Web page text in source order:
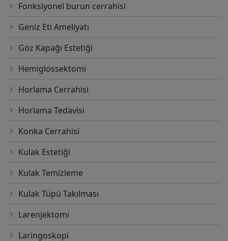
Fonksiyonel burun cerrahisi
Geniz Eti Ameliyatı
Göz Kapağı Estetiği
Hemiglossektomi
Horlama Cerrahisi
Horlama Tedavisi
Konka Cerrahisi
Kulak Estetiği
Kulak Temizleme
Kulak Tüpü Takılması
Larenjektomi
Laringoskopi